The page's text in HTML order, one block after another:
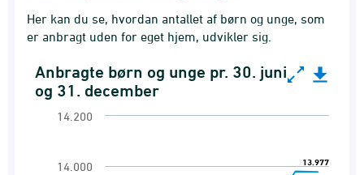
Her kan du se, hvordan antallet af børn og unge, som
er anbragt uden for eget hjem, udvikler sig.
Anbragte børn og unge pr. 30. juni og 31.
Line chart with 10 data points.
View as data table, Anbragte børn og unge
Anbragte børn og unge pr. 30. juni
og 31. december
13.977
13.977
14.000
14.200